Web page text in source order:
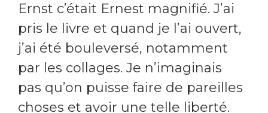
Ernst c’était Ernest magnifié. J’ai
pris le livre et quand je l’ai ouvert,
j’ai été bouleversé, notamment
par les collages. Je n’imaginais
pas qu’on puisse faire de pareilles
choses et avoir une telle liberté.